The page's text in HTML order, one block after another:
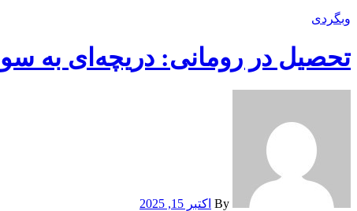
وبگردی
تحصیل در رومانی: دریچه‌ای به
اکتبر 15, 2025